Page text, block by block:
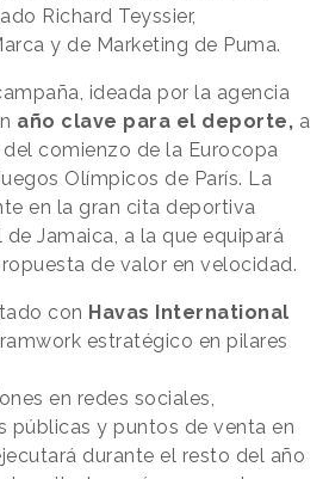
Richard Teyssier,
y de Marketing de Puma.
ideada por la agencia
año clave para el deporte, a
comienzo de la Eurocopa
Olímpicos de París. La
en la gran cita deportiva
Jamaica, a la que equipará
de valor en velocidad.
con Havas International
estratégico en pilares
en redes sociales,
públicas y puntos de venta en
durante el resto del año